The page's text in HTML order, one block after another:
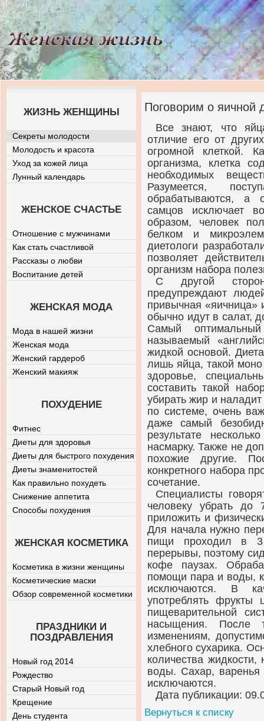
Поговорим о яичной
Все знают, что
отличие его от
огромной клеткой.
организма, клетка
необходимых
Разумеется,
обрабатываются, а
самцов исключает
образом, человек
белком и
диетологи
позволяет
организм набора
С другой
предупреждают
привычная «яичница»
обычно идут в салат,
Самый
называемый
жидкой основой.
лишь яйца, такой моно
здоровье,
составить такой
убирать жир и
по системе, очень
даже самый
результате
насмарку. Также не
похожие другие.
конкретного набора
сочетание.
Специалисты
человеку убрать
приложить и
Для начала нужно
пищи проходил в 3
перерывы, поэтому
кофе паузах.
помощи пара и воды,
исключаются. В
употреблять фрукты
пищеварительной
насыщения. После
изменениям,
хлебного сухарика.
количества
воды. Сахар,
исключаются.
Дата публикации:
Вернуться к списку
ЖИЗНЬ ЖЕНЩИНЫ
Секреты молодости
Молодость и красота
Уход за кожей лица
Лунный календарь
ЖЕНСКОЕ СЧАСТЬЕ
Отношение с мужчинами
Как стать счастливой
Рассказы о любви
Воспитание детей
ЖЕНСКАЯ МОДА
Мода в нашей жизни
Женская мода
Женский гардероб
Женский макияж
ПОХУДЕНИЕ
Фитнес
Диеты для здоровья
Диеты для быстрого похудения
Диеты знаменитостей
Как правильно похудеть
Снижение аппетита
Способы похудения
ЖЕНСКАЯ КОСМЕТИКА
Косметика в жизни женщины
Косметические маски
Обзор современной косметики
ПРАЗДНИКИ И
ПОЗДРАВЛЕНИЯ
Новый год 2014
Рождество
Старый Новый год
Крещение
День студента